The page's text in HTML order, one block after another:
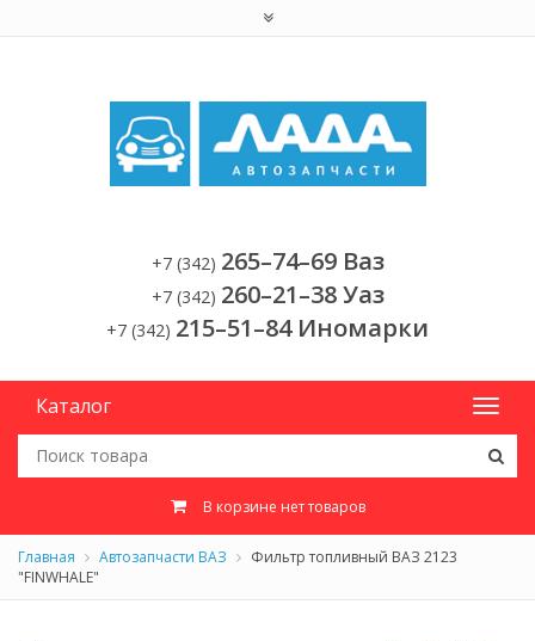
+7 (342) 265–74–69 Ваз
+7 (342) 260–21–38 Уаз
+7 (342) 215–51–84 Иномарки
Каталог
В корзине нет товаров
Главная Автозапчасти ВАЗ
Фильтр топливный ВАЗ 2123
"FINWHALE"